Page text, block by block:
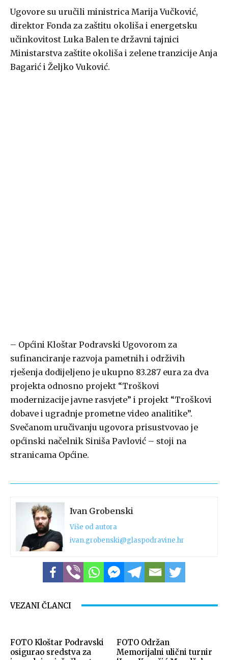
Ugovore su uručili ministrica Marija Vučković,
direktor Fonda za zaštitu okoliša i energetsku
učinkovitost Luka Balen te državni tajnici
Ministarstva zaštite okoliša i zelene tranzicije Anja
Bagarić i Željko Vuković.
– Općini Kloštar Podravski Ugovorom za
sufinanciranje razvoja pametnih i održivih
rješenja dodijeljeno je ukupno 83.287 eura za dva
projekta odnosno projekt “Troškovi
modernizacije javne rasvjete” i projekt “Troškovi
dobave i ugradnje prometne video analitike”.
Svečanom uručivanju ugovora prisustvovao je
općinski načelnik Siniša Pavlović – stoji na
stranicama Općine.
Ivan Grobenski
Više od autora
ivan.grobenski@glaspodravine.hr
VEZANI ČLANCI
FOTO Kloštar Podravski
osigurao sredstva za
FOTO Održan
Memorijalni ulični turnir